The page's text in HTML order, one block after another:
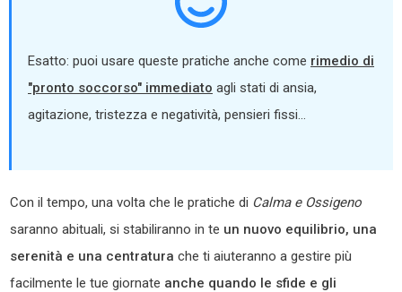
Esatto: puoi usare queste pratiche anche come rimedio di
"pronto soccorso" immediato agli stati di ansia,
agitazione, tristezza e negatività, pensieri fissi…
Con il tempo, una volta che le pratiche di Calma e Ossigeno
saranno abituali, si stabiliranno in te un nuovo equilibrio, una
serenità e una centratura che ti aiuteranno a gestire più
facilmente le tue giornate anche quando le sfide e gli